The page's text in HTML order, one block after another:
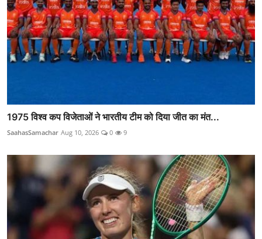
1975 विश्व कप विजेताओं ने भारतीय टीम को दिया जीत का मंत...
SaahasSamachar Aug 10, 2026 0 9